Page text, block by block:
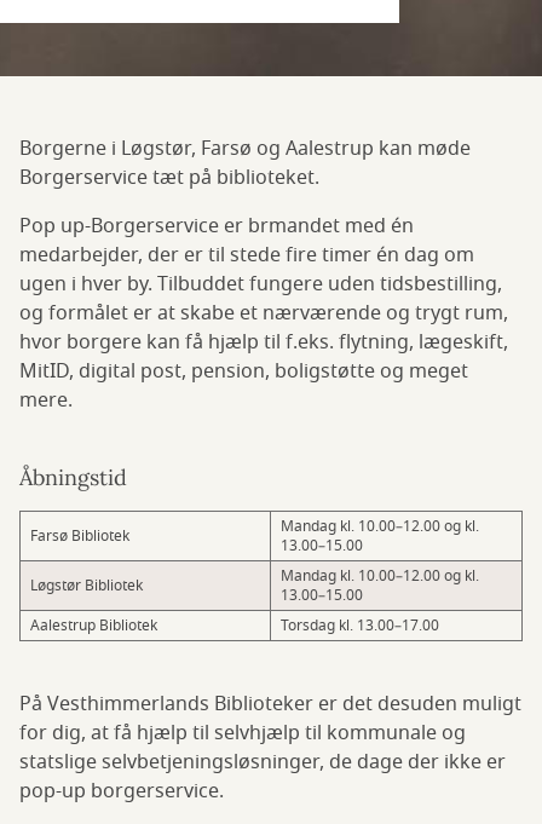
Borgerne i Løgstør, Farsø og Aalestrup kan møde
Borgerservice tæt på biblioteket.
Pop up-Borgerservice er brmandet med én
medarbejder, der er til stede fire timer én dag om
ugen i hver by. Tilbuddet fungere uden tidsbestilling,
og formålet er at skabe et nærværende og trygt rum,
hvor borgere kan få hjælp til f.eks. flytning, lægeskift,
MitID, digital post, pension, boligstøtte og meget
mere.
Åbningstid
Farsø Bibliotek
Mandag kl. 10.00–12.00 og kl.
13.00–15.00
Løgstør Bibliotek
Mandag kl. 10.00–12.00 og kl.
13.00–15.00
Aalestrup Bibliotek
Torsdag kl. 13.00–17.00
På Vesthimmerlands Biblioteker er det desuden muligt
for dig, at få hjælp til selvhjælp til kommunale og
statslige selvbetjeningsløsninger, de dage der ikke er
pop-up borgerservice.